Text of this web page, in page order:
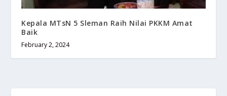
Kepala MTsN 5 Sleman Raih Nilai PKKM Amat
Baik
February 2, 2024